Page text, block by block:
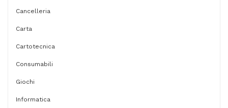
Cancelleria
Carta
Cartotecnica
Consumabili
Giochi
Informatica